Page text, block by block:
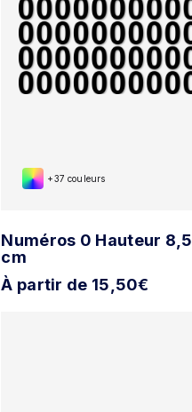
+37 couleurs
Numéros 0 Hauteur 8,5
cm
À partir de 15,50€